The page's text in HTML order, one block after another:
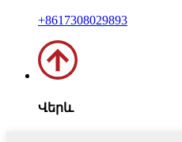
+8617308029893
Վերև